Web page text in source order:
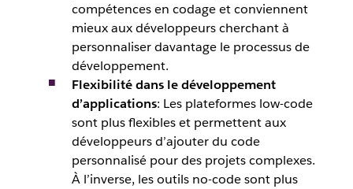
compétences en codage et conviennent
mieux aux développeurs cherchant à
personnaliser davantage le processus de
développement.
Flexibilité dans le développement
d’applications: Les plateformes low-code
sont plus flexibles et permettent aux
développeurs d’ajouter du code
personnalisé pour des projets complexes.
À l’inverse, les outils no-code sont plus